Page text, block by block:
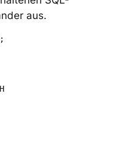
aus.